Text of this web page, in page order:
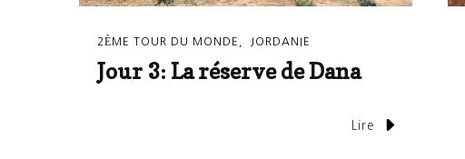
2ÈME TOUR DU MONDE JORDANIE
Jour 3: La réserve de Dana
Lire